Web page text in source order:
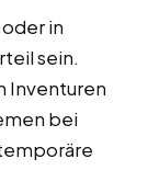
in
sein.
Inventuren
bei